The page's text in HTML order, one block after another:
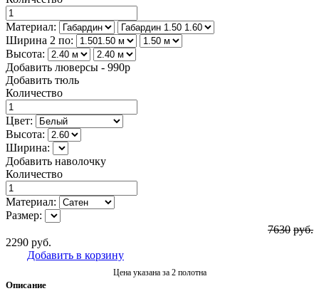
Материал:
Ширина 2 по:
Высота:
Добавить люверсы - 990р
Добавить тюль
Количество
Цвет:
Высота:
Ширина:
Добавить наволочку
Количество
Материал:
Размер:
7630 руб.
2290 руб.
Добавить в корзину
Цена указана за 2 полотна
Описание